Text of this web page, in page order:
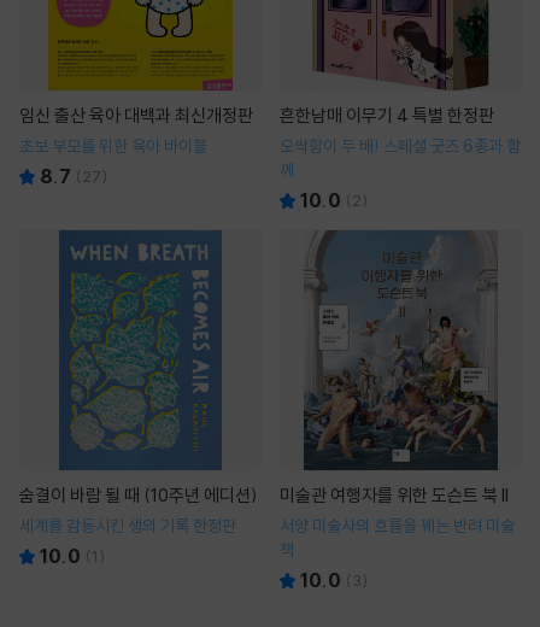
임신 출산 육아 대백과 최신개정판
초보 부모를 위한 육아 바이블
8.7 ( 27)
흔한남매 이무기 4 특별 한정판
오싹함이 두 배! 스페셜 굿즈 6종과 함
께
10.0 ( 2)
숨결이 바람 될 때 (10주년 에디션)
세계를 감동시킨 생의 기록 한정판
10.0 (1 )
미술관 여행자를 위한 도슨트 북 II
서양 미술사의 흐름을 꿰는 반려 미술
책
10.0 ( 3)